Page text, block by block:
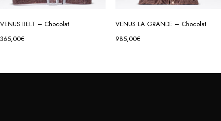
VENUS BELT – Chocolat
365,00€
VENUS LA GRANDE – Chocolat
985,00€